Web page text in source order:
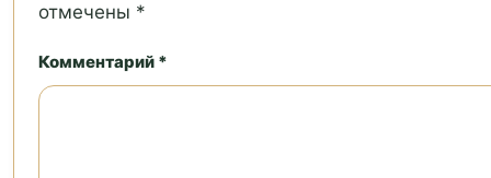
отмечены *
Комментарий *